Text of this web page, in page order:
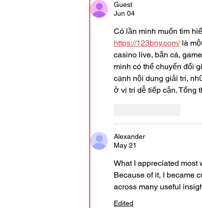
Guest
Jun 04
Có lần mình muốn tìm
https://123bny.com/ là
casino live, bắn cá,
mình có thể chuyển đổi
cạnh nội dung giải trí,
ở vị trí dễ tiếp cận. Tổng
Alexander
May 21
What I appreciated most
Because of it, I became
across many useful
Edited